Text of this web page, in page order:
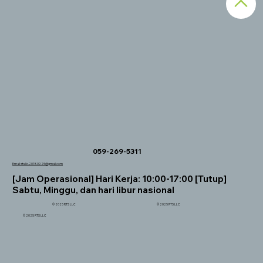
059-269-5311
Email:rts.llc.2018.09.25@gmail.com
[Jam Operasional] Hari Kerja: 10:00-17:00 [Tutup]
Sabtu, Minggu, dan hari libur nasional
© 2025 RTS LLC © 2025 RTS LLC
© 2025 RTS LLC